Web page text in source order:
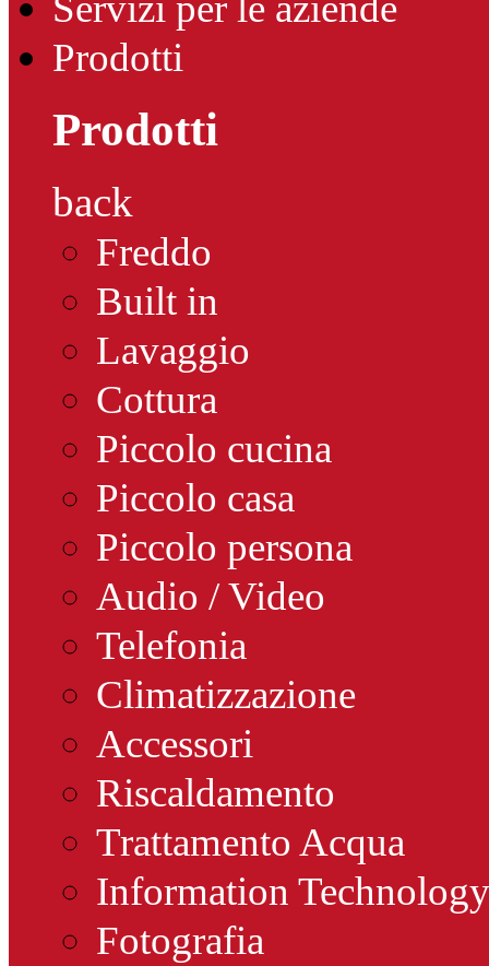
Prodotti
Prodotti
back
Freddo
Built in
Lavaggio
Cottura
Piccolo cucina
Piccolo casa
Piccolo persona
Audio / Video
Telefonia
Climatizzazione
Accessori
Riscaldamento
Trattamento Acqua
Information Technology
Fotografia